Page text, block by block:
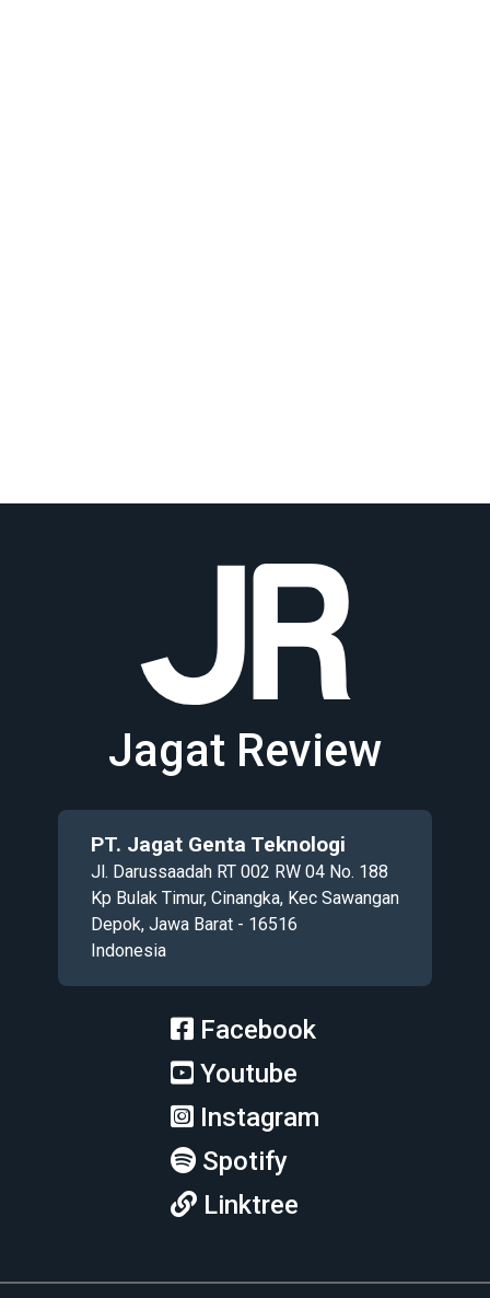
Jagat Review
PT. Jagat Genta Teknologi
Jl. Darussaadah RT 002 RW 04 No. 188
Kp Bulak Timur, Cinangka, Kec Sawangan
Depok, Jawa Barat - 16516
Indonesia
Facebook
Youtube
Instagram
Spotify
Linktree